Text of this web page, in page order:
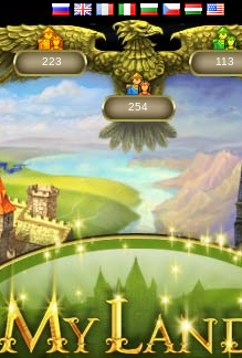
223
254
113